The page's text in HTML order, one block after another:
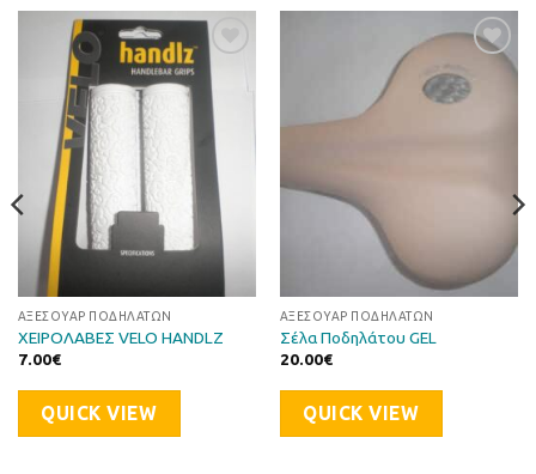
Προσθήκη
στη Λίστα
Επιθυμιών
ΑΞΕΣΟΥΆΡ ΠΟΔΗΛΆΤΩΝ
ΧΕΙΡΟΛΑΒΕΣ VELO HANDLZ
7.00€
QUICK VIEW
Προσθήκη
στη Λίστα
Επιθυμιών
ΑΞΕΣΟΥΆΡ ΠΟΔΗΛΆΤΩΝ
Σέλα Ποδηλάτου GEL
20.00€
QUICK VIEW